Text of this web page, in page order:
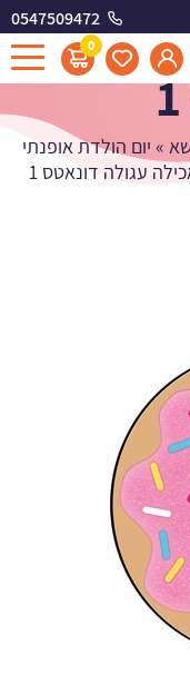
0547509472
0
» יום הולדת אופנתי
עגולה דונאטס 1